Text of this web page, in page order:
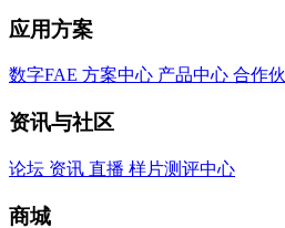
应用方案
数字FAE 方案中心 产品中心 合作
资讯与社区
论坛 资讯 直播 样片测评中心
商城